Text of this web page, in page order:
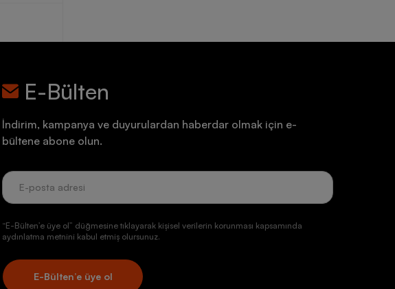
E-Bülten
İndirim, kampanya ve duyurulardan haberdar olmak için e-
bültene abone olun.
“E-Bülten’e üye ol” düğmesine tıklayarak kişisel verilerin korunması kapsamında
aydınlatma metnini kabul etmiş olursunuz.
E-Bülten’e üye ol